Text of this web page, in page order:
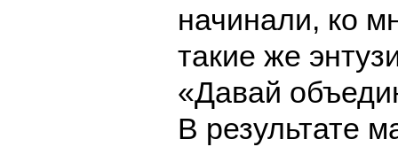
начинали, ко
такие же
«Давай
В результате